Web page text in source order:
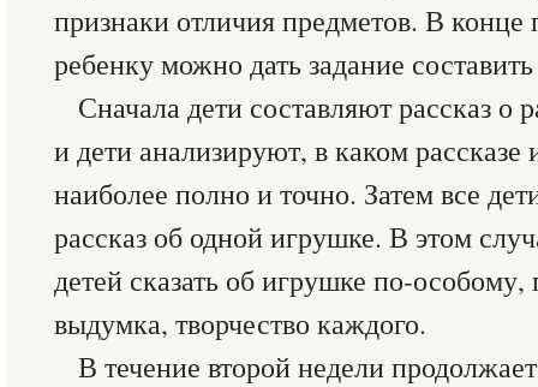
признаки отличия предметов. В
ребенку можно дать задание
Сначала дети составляют рассказ о
и дети анализируют, в каком
наиболее полно и точно. Затем все
рассказ об одной игрушке. В этом
детей сказать об игрушке по-
выдумка, творчество каждого.
В течение второй недели